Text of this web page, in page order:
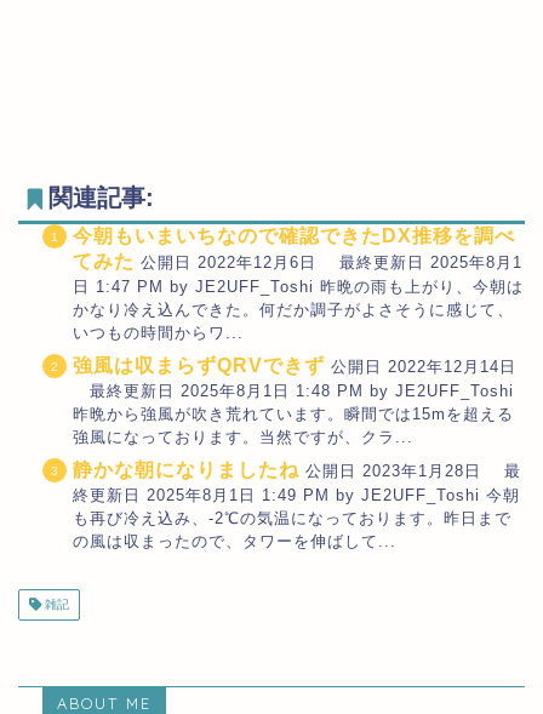
関連記事:
今朝もいまいちなので確認できたDX推移を調べ
てみた 公開日 2022年12月6日 最終更新日 2025年8月1
日 1:47 PM by JE2UFF_Toshi 昨晩の雨も上がり、今朝は
かなり冷え込んできた。何だか調子がよさそうに感じて、
いつもの時間からワ...
強風は収まらずQRVできず 公開日 2022年12月14日
最終更新日 2025年8月1日 1:48 PM by JE2UFF_Toshi
昨晩から強風が吹き荒れています。瞬間では15mを超える
強風になっております。当然ですが、クラ...
静かな朝になりましたね 公開日 2023年1月28日 最
終更新日 2025年8月1日 1:49 PM by JE2UFF_Toshi 今朝
も再び冷え込み、-2℃の気温になっております。昨日まで
の風は収まったので、タワーを伸ばして...
雑記
ABOUT ME